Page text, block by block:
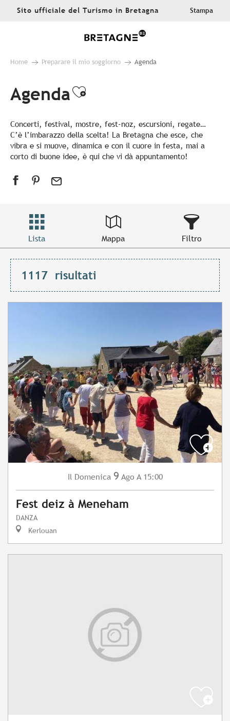
AllerSito ufficiale del Turismo in Bretagna Stampa
Home Preparare il mio soggiorno Agenda
AgendaAjouter aux favoris
Concerti, festival, mostre, fest-noz, escursioni, regate…
C’è l’imbarazzo della scelta! La Bretagna che esce, che
vibra e si muove, dinamica e con il cuore in festa, mai a
corto di buone idee, è qui che vi dà appuntamento!
Lista Mappa Filtro
1117 risultati
Il Domenica 9 Ago A 15:00
Fest deiz à Meneham
DANZA
Kerlouan